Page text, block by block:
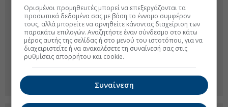
Ορισμένοι προμηθευτές μπορεί να επεξεργάζονται τα
προσωπικά δεδομένα σας με βάση το έννομο συμφέρον
τους, αλλά μπορείτε να αρνηθείτε κάνοντας διαχείριση των
παρακάτω επιλογών. Αναζητήστε έναν σύνδεσμο στο κάτω
μέρος αυτής της σελίδας ή στο μενού του ιστοτόπου, για να
διαχειριστείτε ή να ανακαλέσετε τη συναίνεσή σας στις
ρυθμίσεις απορρήτου και cookie.
Συναίνεση